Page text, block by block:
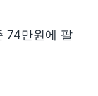
74만원에 팔